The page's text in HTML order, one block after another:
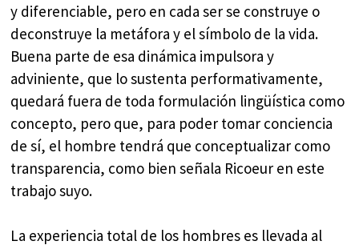
y diferenciable, pero en cada ser se construye o
deconstruye la metáfora y el símbolo de la vida.
Buena parte de esa dinámica impulsora y
adviniente, que lo sustenta performativamente,
quedará fuera de toda formulación lingüística como
concepto, pero que, para poder tomar conciencia
de sí, el hombre tendrá que conceptualizar como
transparencia, como bien señala Ricoeur en este
trabajo suyo.
La experiencia total de los hombres es llevada al